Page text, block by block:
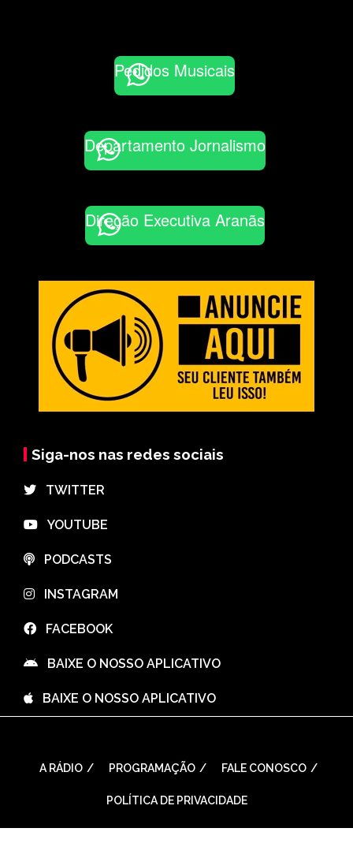
Pedidos Musicais
Departamento Jornalismo
Direção Executiva Aranãs
Siga-nos nas redes sociais
⠀TWITTER
⠀YOUTUBE
⠀PODCASTS
⠀INSTAGRAM
⠀FACEBOOK
⠀BAIXE O NOSSO APLICATIVO
⠀BAIXE O NOSSO APLICATIVO
A RÁDIO PROGRAMAÇÃO FALE CONOSCO
POLÍTICA DE PRIVACIDADE